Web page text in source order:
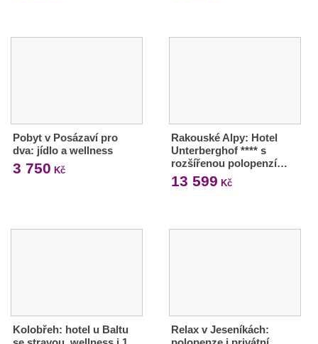
Pobyt v Posázaví pro
dva: jídlo a wellness
3 750 Kč
Rakouské Alpy: Hotel
Unterberghof **** s
rozšířenou polopenzí…
13 599 Kč
Kolobřeh: hotel u Baltu
Relax v Jeseníkách: